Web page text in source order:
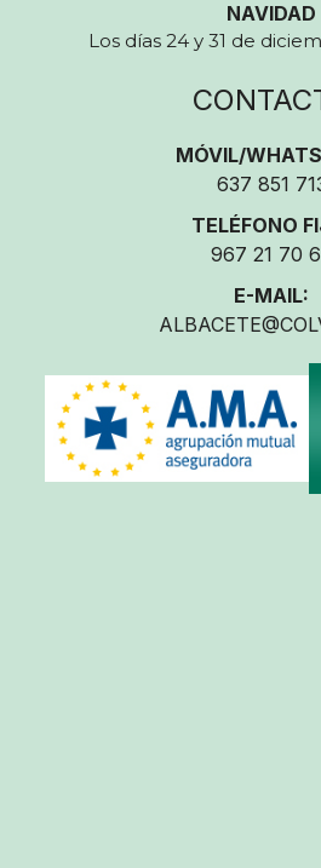
NAVIDAD
Los días 24 y 31 de
MÓVIL/
637 851
TELÉFONO
967 21 70
E-MAIL: